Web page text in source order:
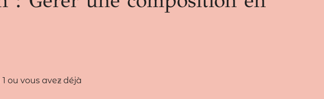
ou vous avez déjà